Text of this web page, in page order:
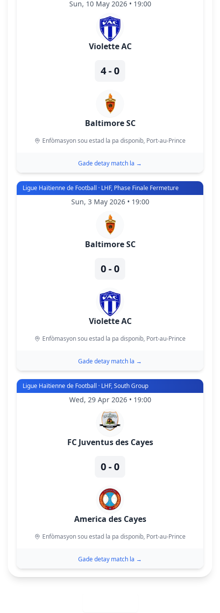
Sun, 10 May 2026 • 19:00
Violette AC
4 - 0
Baltimore SC
Enfòmasyon sou estad la pa disponib, Port-au-Prince
Gade detay match la →
Ligue Haïtienne de Football · LHF, Phase Finale Fermeture
Sun, 3 May 2026 • 19:00
Baltimore SC
0 - 0
Violette AC
Enfòmasyon sou estad la pa disponib, Port-au-Prince
Gade detay match la →
Ligue Haïtienne de Football · LHF, South Group
Wed, 29 Apr 2026 • 19:00
FC Juventus des Cayes
0 - 0
America des Cayes
Enfòmasyon sou estad la pa disponib, Port-au-Prince
Gade detay match la →